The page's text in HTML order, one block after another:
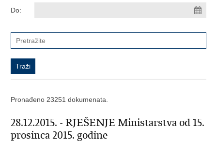
Do:
Pronađeno 23251 dokumenata.
28.12.2015. - RJEŠENJE Ministarstva od 15.
prosinca 2015. godine